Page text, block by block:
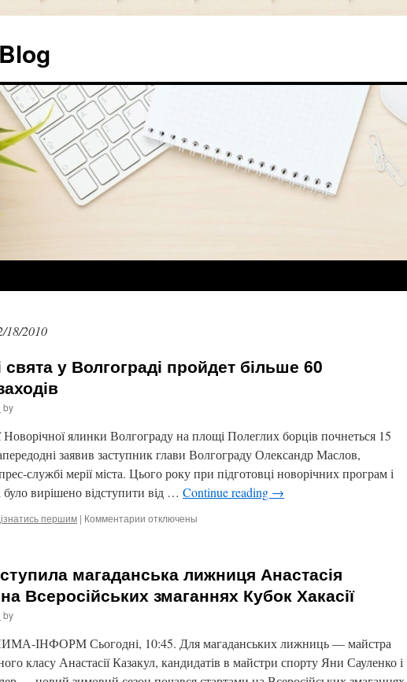
18/2010
свята у Волгограді пройдет більше 60
by
ялинки Волгограду на площі Полеглих борців почнеться 15
заявив заступник глави Волгограду Олександр Маслов,
службі мерії міста. Цього року при підготовці новорічних програм і
було вирішено відступити від … Continue reading →
першим | Комментарии к
свята
Волгограді
60
святкових
отключены
магаданська лижниця Анастасія
Всеросійських змаганнях Кубок Хакасії
by
ІНФОРМ Сьогодні, 10:45. Для магаданських лижниць — майстра
класу Анастасії Казакул, кандидатів в майстри спорту Яни Сауленко і